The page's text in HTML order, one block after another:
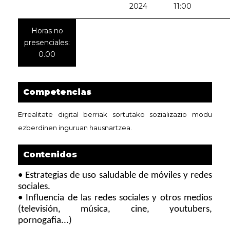
2024
11:00
Horas no
presenciales:
0.00
Competencias
Errealitate digital berriak sortutako sozializazio modu
ezberdinen inguruan hausnartzea.
Contenidos
• Estrategias de uso saludable de móviles y redes
sociales.
• Influencia de las redes sociales y otros medios
(televisión, música, cine, youtubers,
pornogafia...)